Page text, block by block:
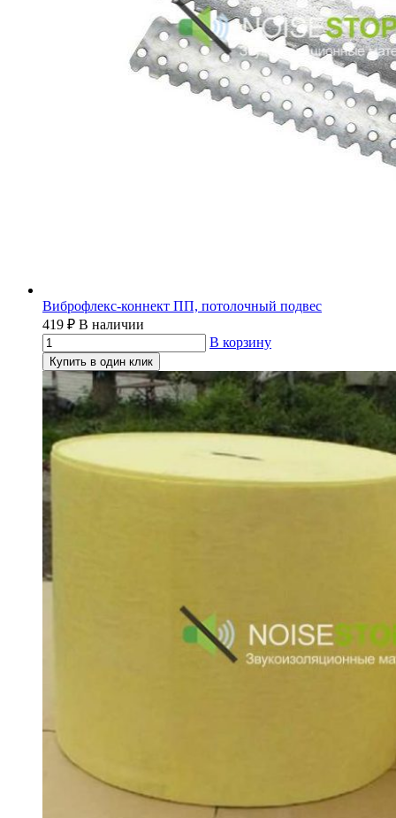
Виброфлекс-коннект ПП, потолочный подвес
419 ₽ В наличии
В корзину
Купить в один клик